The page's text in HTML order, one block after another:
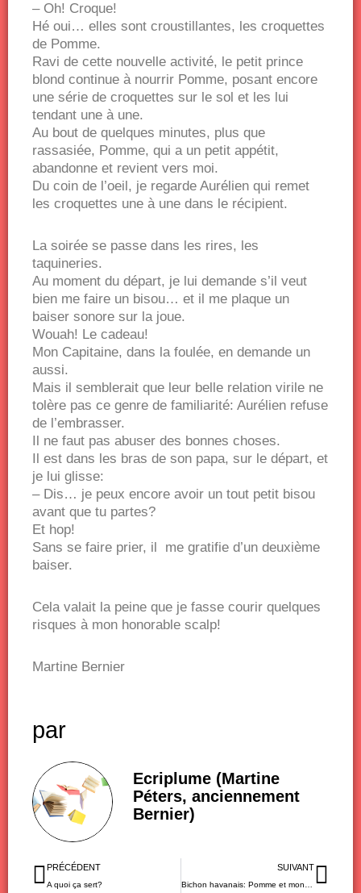
– Oh! Croque!
Hé oui… elles sont croustillantes, les croquettes
de Pomme.
Ravi de cette nouvelle activité, le petit prince
blond continue à nourrir Pomme, posant encore
une série de croquettes sur le sol et les lui
tendant une à une.
Au bout de quelques minutes, plus que
rassasiée, Pomme, qui a un petit appétit,
abandonne et revient vers moi.
Du coin de l’oeil, je regarde Aurélien qui remet
les croquettes une à une dans le récipient.
La soirée se passe dans les rires, les
taquineries.
Au moment du départ, je lui demande s’il veut
bien me faire un bisou… et il me plaque un
baiser sonore sur la joue.
Wouah! Le cadeau!
Mon Capitaine, dans la foulée, en demande un
aussi.
Mais il semblerait que leur belle relation virile ne
tolère pas ce genre de familiarité: Aurélien refuse
de l’embrasser.
Il ne faut pas abuser des bonnes choses.
Il est dans les bras de son papa, sur le départ, et
je lui glisse:
– Dis… je peux encore avoir un tout petit bisou
avant que tu partes?
Et hop!
Sans se faire prier, il me gratifie d’un deuxième
baiser.
Cela valait la peine que je fasse courir quelques
risques à mon honorable scalp!
Martine Bernier
par
Ecriplume (Martine
Péters, anciennement
Bernier)
Précédent
PRÉCÉDENT
A quoi ça sert?
SUIVANT
Bichon havanais: Pomme et mon rival